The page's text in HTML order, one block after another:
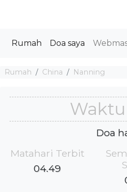
Rumah Doa saya
Rumah China Nanning
Doa
Matahari Terbit
04.49